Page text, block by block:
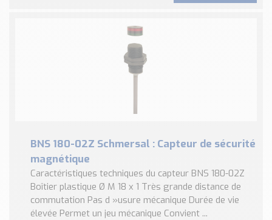
BNS 180-02Z Schmersal : Capteur de sécurité
magnétique
Caractéristiques techniques du capteur BNS 180-02Z
Boîtier plastique Ø M 18 x 1 Très grande distance de
commutation Pas d »usure mécanique Durée de vie
élevée Permet un jeu mécanique Convient ...